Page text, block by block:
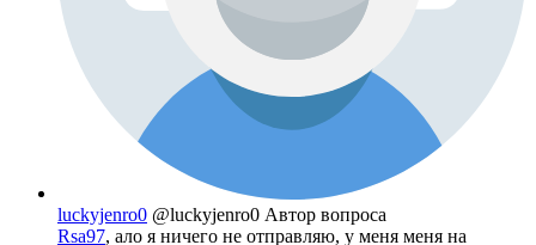
luckyjenro0 @luckyjenro0 Автор вопроса
Rsa97, ало я ничего не отправляю, у меня меня на